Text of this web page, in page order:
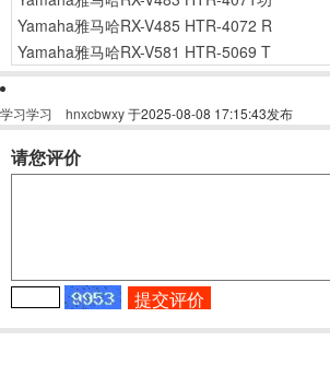
Yamaha雅马哈RX-V485 HTR-4072 R
Yamaha雅马哈RX-V581 HTR-5069 T
学习学习 hnxcbwxy于2025-08-08 17:15:43发布
请您评价